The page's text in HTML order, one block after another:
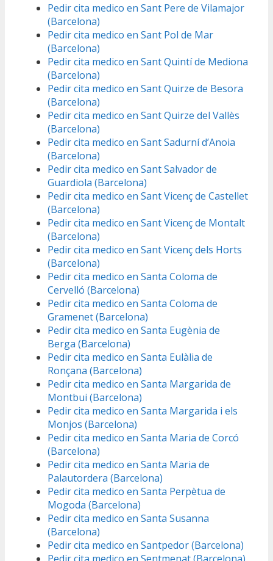
Pedir cita medico en Sant Pere de Vilamajor
(Barcelona)
Pedir cita medico en Sant Pol de Mar
(Barcelona)
Pedir cita medico en Sant Quintí de Mediona
(Barcelona)
Pedir cita medico en Sant Quirze de Besora
(Barcelona)
Pedir cita medico en Sant Quirze del Vallès
(Barcelona)
Pedir cita medico en Sant Sadurní d’Anoia
(Barcelona)
Pedir cita medico en Sant Salvador de
Guardiola (Barcelona)
Pedir cita medico en Sant Vicenç de Castellet
(Barcelona)
Pedir cita medico en Sant Vicenç de Montalt
(Barcelona)
Pedir cita medico en Sant Vicenç dels Horts
(Barcelona)
Pedir cita medico en Santa Coloma de
Cervelló (Barcelona)
Pedir cita medico en Santa Coloma de
Gramenet (Barcelona)
Pedir cita medico en Santa Eugènia de
Berga (Barcelona)
Pedir cita medico en Santa Eulàlia de
Ronçana (Barcelona)
Pedir cita medico en Santa Margarida de
Montbui (Barcelona)
Pedir cita medico en Santa Margarida i els
Monjos (Barcelona)
Pedir cita medico en Santa Maria de Corcó
(Barcelona)
Pedir cita medico en Santa Maria de
Palautordera (Barcelona)
Pedir cita medico en Santa Perpètua de
Mogoda (Barcelona)
Pedir cita medico en Santa Susanna
(Barcelona)
Pedir cita medico en Santpedor (Barcelona)